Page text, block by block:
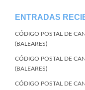
ENTRADAS
CÓDIGO POSTAL DE
(BALEARES)
CÓDIGO POSTAL DE
(BALEARES)
CÓDIGO POSTAL DE